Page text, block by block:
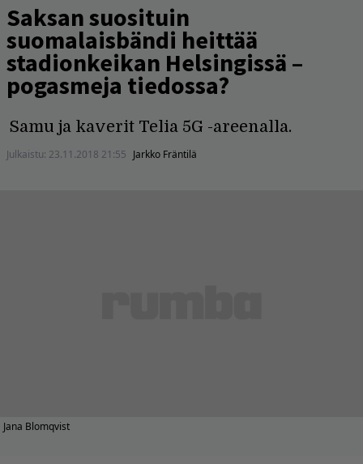
Saksan suosituin
suomalaisbändi heittää
stadionkeikan Helsingissä –
pogasmeja tiedossa?
Samu ja kaverit Telia 5G -areenalla.
Julkaistu: 23.11.2018 21:55 Jarkko Fräntilä
Jana Blomqvist